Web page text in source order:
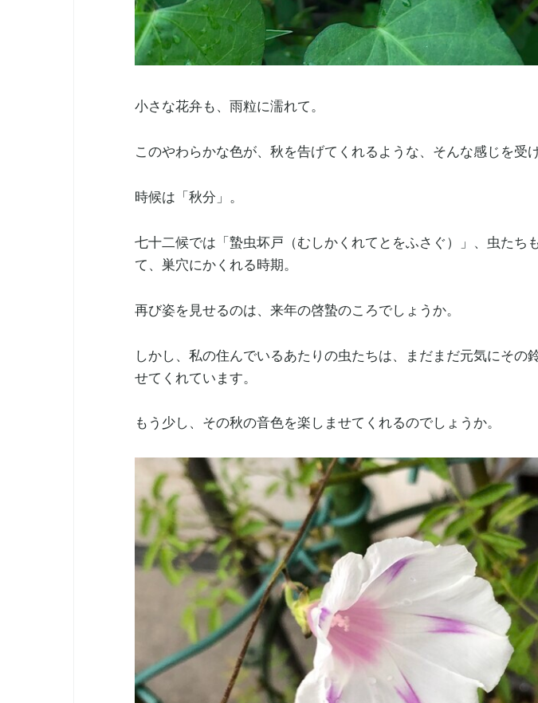
小さな花弁も、雨粒に濡れて。
このやわらかな色が、秋を告げてくれるような、そんな感じを受け
時候は「秋分」。
七十二候では「蟄虫坏戸（むしかくれてとをふさぐ）」、虫たち
て、巣穴にかくれる時期。
再び姿を見せるのは、来年の啓蟄のころでしょうか。
しかし、私の住んでいるあたりの虫たちは、まだまだ元気にその
せてくれています。
もう少し、その秋の音色を楽しませてくれるのでしょうか。